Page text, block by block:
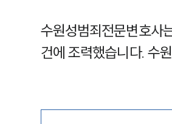
수원성범죄전문변호사
건에 조력했습니다. 수